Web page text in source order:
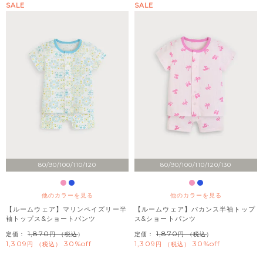
80/90/100/110/120
他のカラーを見る
SALE
【ルームウェア】マリンペイズリー半
袖トップス&ショートパンツ
定価： 1,870 （税込）
1,309 税込 30%off
80/90/100/110/120/130
他のカラーを見る
SALE
【ルームウェア】バカンス半袖トップ
ス&ショートパンツ
定価： 1,870 （税込）
1,309 税込 30%off